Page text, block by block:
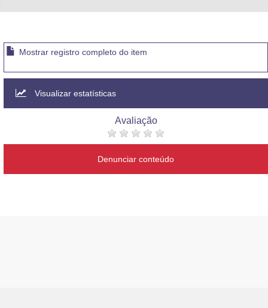
Mostrar registro completo do item
Visualizar estatísticas
Avaliação
Denunciar conteúdo